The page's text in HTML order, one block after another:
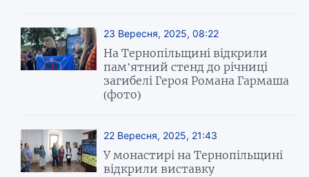
23 Вересня, 2025, 08:22
На Тернопільщині відкрили
пам’ятний стенд до річниці
загибелі Героя Романа Гармаша
(фото)
22 Вересня, 2025, 21:43
У монастирі на Тернопільщині
відкрили виставку